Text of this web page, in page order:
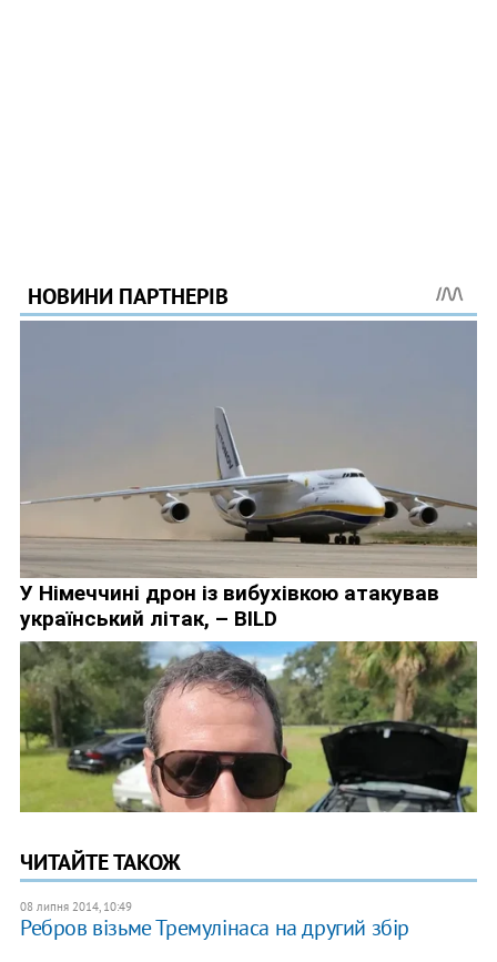
ЧИТАЙТЕ ТАКОЖ
08 липня 2014, 10:49
Ребров візьме Тремулінаса на другий збір